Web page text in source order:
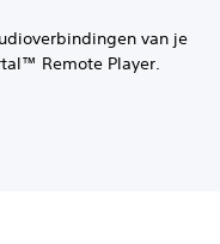
van je
Remote Player.